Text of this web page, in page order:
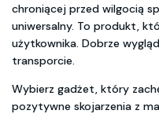
chroniącej przed wilgocią
uniwersalny. To produkt,
użytkownika. Dobrze
transporcie.
Wybierz gadżet, który
pozytywne skojarzenia z